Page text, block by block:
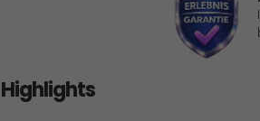
Highlights